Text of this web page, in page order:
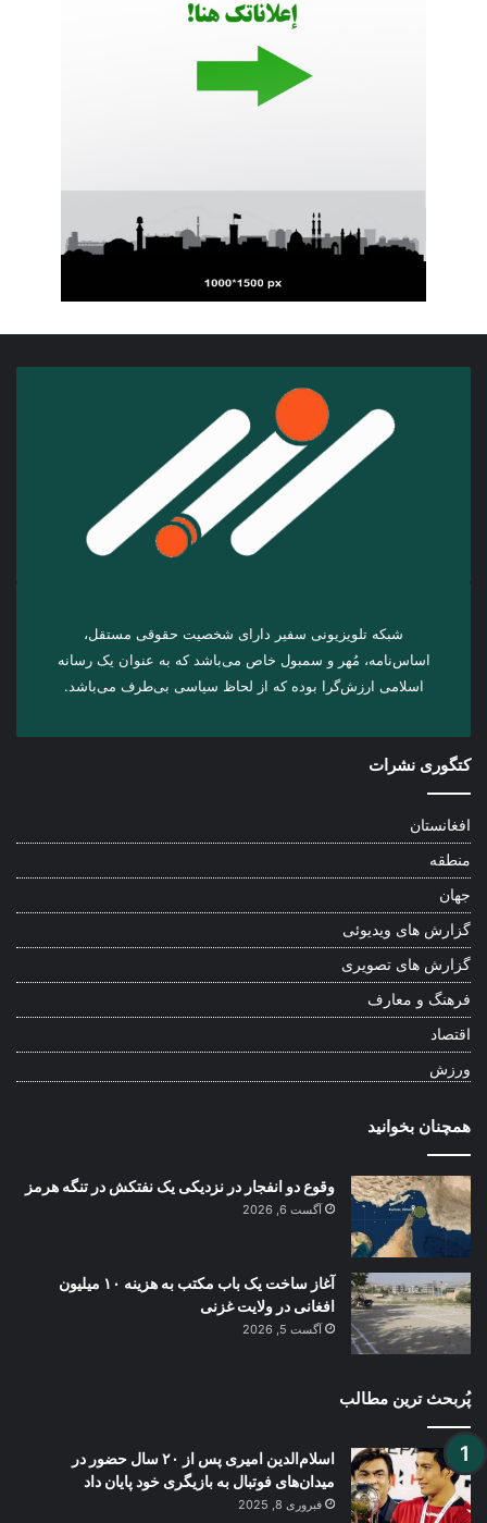
شبکه تلویزیونی سفیر دارای شخصیت حقوقی مستقل،
اساس‌نامه، مُهر و سمبول خاص می‌باشد که به عنوان یک رسانه
اسلامی ارزش‌گرا بوده که از لحاظ سیاسی بی‌طرف می‌باشد.
کتگوری نشرات
افغانستان
منطقه
جهان
گزارش های ویدیوئی
گزارش های تصویری
فرهنگ و معارف
اقتصاد
ورزش
همچنان بخوانید
وقوع دو انفجار در نزدیکی یک نفتکش در تنگه هرمز
آگست 6, 2026
آغاز ساخت یک باب مکتب به هزینه ۱۰ میلیون
افغانی در ولایت غزنی
آگست 5, 2026
پُربحث ترین مطالب
اسلام‌الدین امیری پس از ۲۰ سال حضور در
میدان‌های فوتبال به بازیگری خود پایان داد
فبروری 8, 2025